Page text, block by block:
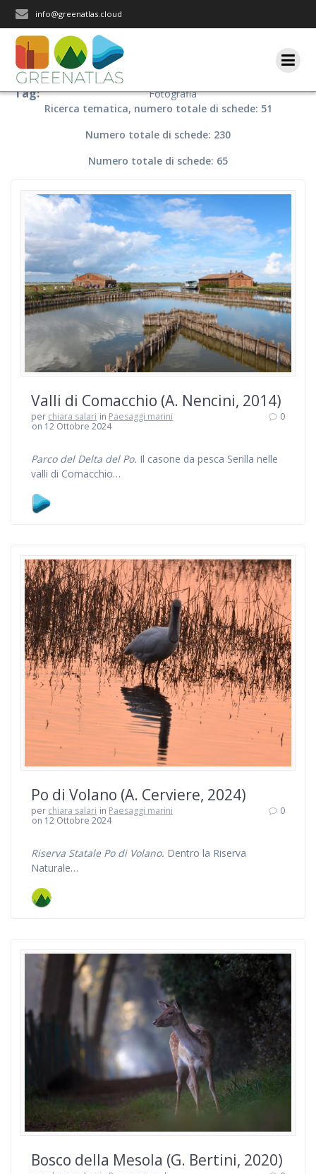
info@greenatlas.cloud
Tag:
Fotografia
Ricerca tematica, numero totale di schede: 51
Numero totale di schede: 230
Numero totale di schede: 65
Valli di Comacchio (A. Nencini, 2014)
per chiara salari in Paesaggi marini
on 12 Ottobre 2024
0
Parco del Delta del Po. Il casone da pesca Serilla nelle
valli di Comacchio…
Po di Volano (A. Cerviere, 2024)
per chiara salari in Paesaggi marini
on 12 Ottobre 2024
0
Riserva Statale Po di Volano. Dentro la Riserva
Naturale…
Bosco della Mesola (G. Bertini, 2020)